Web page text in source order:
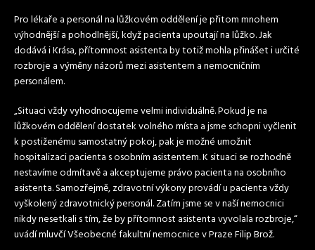
Pro lékaře a personál na lůžkovém oddělení je přitom mnohem
výhodnější a pohodlnější, když pacienta upoutají na lůžko. Jak
dodává i Krása, přítomnost asistenta by totiž mohla přinášet i určité
rozbroje a výměny názorů mezi asistentem a nemocničním
personálem.
„Situaci vždy vyhodnocujeme velmi individuálně. Pokud je na
lůžkovém oddělení dostatek volného místa a jsme schopni vyčlenit
k postiženému samostatný pokoj, pak je možné umožnit
hospitalizaci pacienta s osobním asistentem. K situaci se rozhodně
nestavíme odmítavě a akceptujeme právo pacienta na osobního
asistenta. Samozřejmě, zdravotní výkony provádí u pacienta vždy
vyškolený zdravotnický personál. Zatím jsme se v naší nemocnici
nikdy nesetkali s tím, že by přítomnost asistenta vyvolala rozbroje,“
uvádí mluvčí Všeobecné fakultní nemocnice v Praze Filip Brož.